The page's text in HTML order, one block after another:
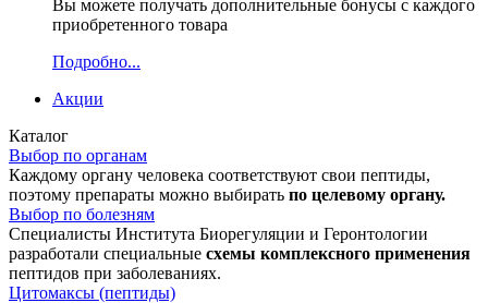
Вы можете получать дополнительные бонусы с каждого
приобретенного товара
Подробно...
Акции
Каталог
Выбор по органам
Каждому органу человека соответствуют свои пептиды,
поэтому препараты можно выбирать по целевому органу.
Выбор по болезням
Специалисты Института Биорегуляции и Геронтологии
разработали специальные схемы комплексного применения
пептидов при заболеваниях.
Цитомаксы (пептиды)